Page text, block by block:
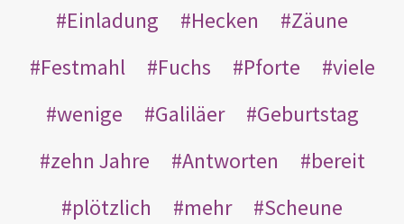
Einladung
Hecken
Zäune
Festmahl
Fuchs Pforte
viele
wenige
Galiläer
Geburtstag
zehn Jahre
Antworten
bereit
plötzlich
mehr Scheune